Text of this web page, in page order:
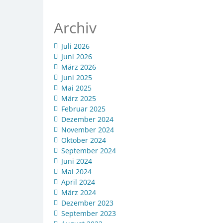
Archiv
Juli 2026
Juni 2026
März 2026
Juni 2025
Mai 2025
März 2025
Februar 2025
Dezember 2024
November 2024
Oktober 2024
September 2024
Juni 2024
Mai 2024
April 2024
März 2024
Dezember 2023
September 2023